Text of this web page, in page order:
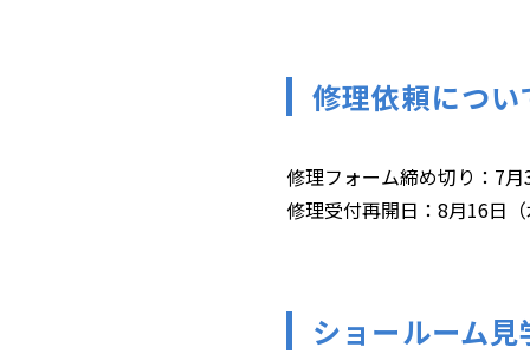
修理依頼につい
修理フォーム締め切り：7
修理受付再開日：8月16日
ショールーム